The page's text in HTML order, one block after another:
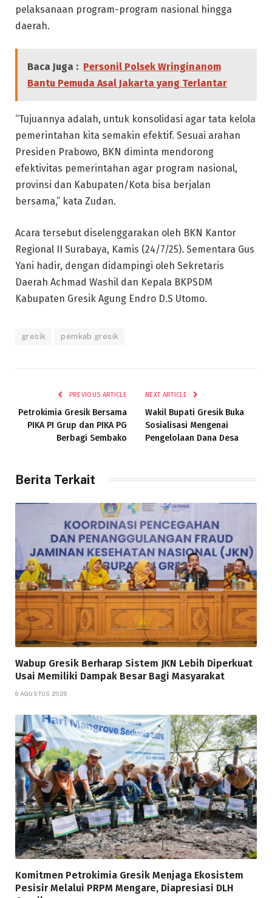
pelaksanaan program-program nasional hingga
daerah.
Baca Juga : Personil Polsek Wringinanom
Bantu Pemuda Asal Jakarta yang Terlantar
“Tujuannya adalah, untuk konsolidasi agar tata kelola
pemerintahan kita semakin efektif. Sesuai arahan
Presiden Prabowo, BKN diminta mendorong
efektivitas pemerintahan agar program nasional,
provinsi dan Kabupaten/Kota bisa berjalan
bersama,” kata Zudan.
Acara tersebut diselenggarakan oleh BKN Kantor
Regional II Surabaya, Kamis (24/7/25). Sementara Gus
Yani hadir, dengan didampingi oleh Sekretaris
Daerah Achmad Washil dan Kepala BKPSDM
Kabupaten Gresik Agung Endro D.S Utomo.
gresik pemkab gresik
PREVIOUS ARTICLE
Petrokimia Gresik Bersama
PIKA PI Grup dan PIKA PG
Berbagi Sembako
NEXT ARTICLE
Wakil Bupati Gresik Buka
Sosialisasi Mengenai
Pengelolaan Dana Desa
Berita Terkait
Wabup Gresik Berharap Sistem JKN Lebih Diperkuat
Usai Memiliki Dampak Besar Bagi Masyarakat
6 AGUSTUS 2026
Komitmen Petrokimia Gresik Menjaga Ekosistem
Pesisir Melalui PRPM Mengare, Diapresiasi DLH